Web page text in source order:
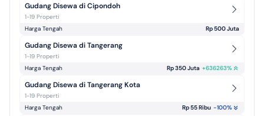
Gudang Disewa di Cipondoh
1-19 Properti
Harga Tengah
Rp 500 Juta
Gudang Disewa di Tangerang
1-19 Properti
Harga Tengah
Rp 350 Juta +636263%
Gudang Disewa di Tangerang Kota
1-19 Properti
Harga Tengah
Rp 55 Ribu -100%